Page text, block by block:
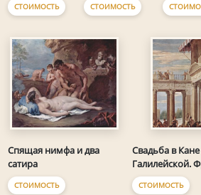
СТОИМОСТЬ СТОИМОСТЬ
Спящая нимфа и два
сатира
СТОИМОСТЬ
Свадьба в Кане
Галилейской.
СТОИМОСТЬ